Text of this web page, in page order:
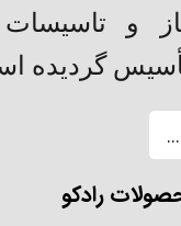
و
گردیده
رادکو